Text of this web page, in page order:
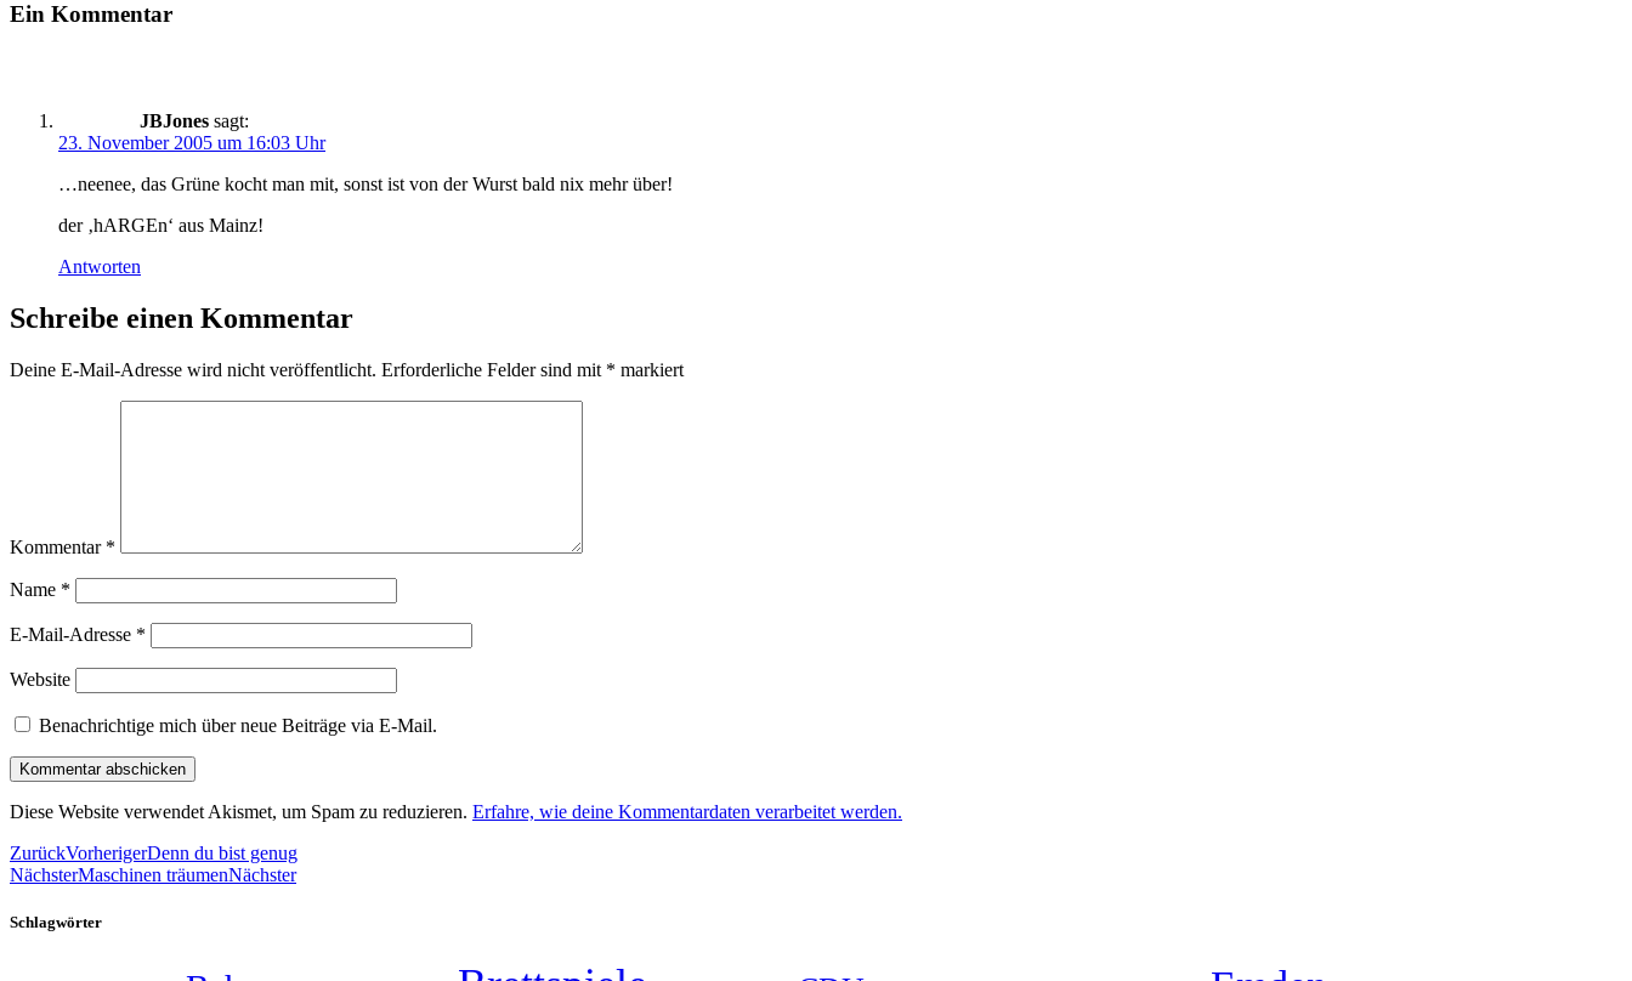
Ein Kommentar
JBJones sagt:
23. November 2005 um 16:03 Uhr
…neenee, das Grüne kocht man mit, sonst ist von der Wurst bald nix mehr über!
der ‚hARGEn‘ aus Mainz!
Antworten
Schreibe einen Kommentar
Deine E-Mail-Adresse wird nicht veröffentlicht. Erforderliche Felder sind mit * markiert
Kommentar *
Name *
E-Mail-Adresse *
Website
Benachrichtige mich über neue Beiträge via E-Mail.
Diese Website verwendet Akismet, um Spam zu reduzieren. Erfahre, wie deine Kommentardaten verarbeitet werden.
ZurückVorherigerDenn du bist genug
NächsterMaschinen träumenNächster
Schlagwörter